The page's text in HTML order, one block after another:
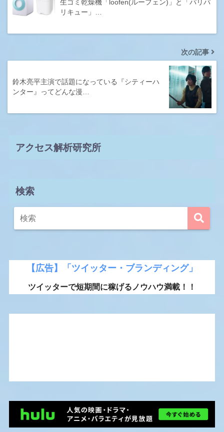
生ゴミ乾燥機「loofen(ルーフェン)」と「パリパ
リキュー」…
次の記事
鈴木亮平主演で話題になっている『シティーハ
ンター』ってどんな漫…
アクセス解析研究所
検索
【広告】「ツイッター・ブランディング」
ツイッターで短期間に稼げるノウハウ満載！！